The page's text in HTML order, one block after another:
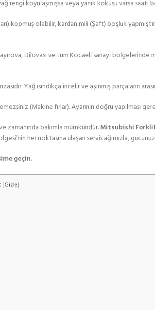
rengi koyulaşmışsa veya yanık kokusu varsa saati
kopmuş olabilir, kardan mili (Şaft) boşluk
Dilovası ve tüm Kocaeli sanayi bölgelerinde
Yağ ısındıkça incelir ve aşınmış parçaların
(Makine fırlar). Ayarının doğru yapılması
bakımla mümkündür.Mitsubishi
her noktasına ulaşan servis ağımızla,
geçin.
[Gizle]